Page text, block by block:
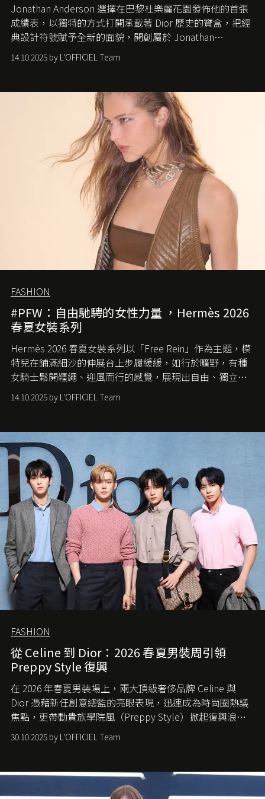
Jonathan Anderson 選擇在巴黎杜樂麗花園發佈他的首張
成績表，以獨特的方式打開承載著 Dior 歷史的寶盒，把經
典設計符號賦予全新的面貌，開創屬於 Jonathan
Anderson 的 Dior 時代。
14.10.2025 by L'OFFICIEL Team
FASHION
#PFW：自由馳騁的女性力量 ，Hermès 2026
春夏女裝系列
Hermès 2026 春夏女裝系列以「Free Rein」作為主題，模
特兒在鋪滿細沙的伸展台上步履緩緩，如行於曠野，有種
女騎士鬆開韁繩、迎風而行的感覺，展現出自由、獨立與
從容的態度。
14.10.2025 by L'OFFICIEL Team
FASHION
從 Celine 到 Dior：2026 春夏男裝周引領
Preppy Style 復興
在 2026 年春夏男裝場上，兩大頂級奢侈品牌 Celine 與
Dior 憑藉新任創意總監的亮眼表現，迅速成為時尚圈熱議
焦點，更帶動貴族學院風（Preppy Style）掀起復興浪
潮，讓這股經典風格再度回到大眾視線。
30.10.2025 by L'OFFICIEL Team